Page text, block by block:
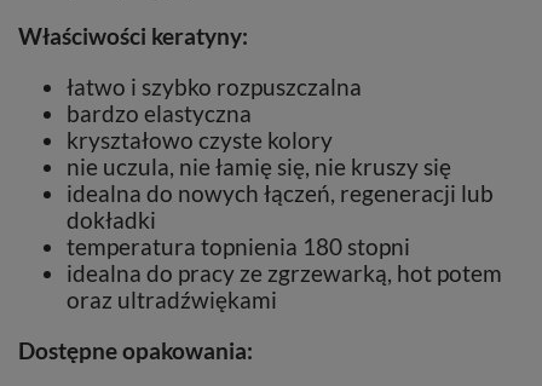
Właściwości keratyny:
łatwo i szybko rozpuszczalna
bardzo elastyczna
kryształowo czyste kolory
nie uczula, nie łamię się, nie kruszy się
idealna do nowych łączeń, regeneracji lub
dokładki
temperatura topnienia 180 stopni
idealna do pracy ze zgrzewarką, hot potem
oraz ultradźwiękami
Dostępne opakowania: